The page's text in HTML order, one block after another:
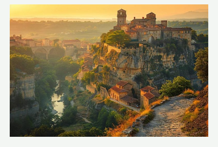
Suspendue
une
falaise,
cette
cité
médiévale
spectaculaire
Lot